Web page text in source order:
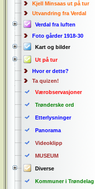
Kjell Minsaas ut på tur
Utvandring fra Verdal
Verdal fra luften
Foto gårder 1918-30
Kart og bilder
Ut på tur
Hvor er dette?
Ta quizen!
Værobservasjoner
Trønderske ord
Etterlysninger
Panorama
Videoklipp
MUSEUM
Diverse
Kommuner i Trøndelag